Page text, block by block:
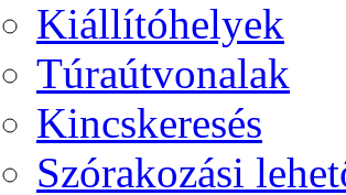
Kiállítóhelyek
Túraútvonalak
Kincskeresés
Szórakozási